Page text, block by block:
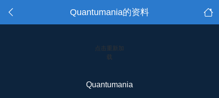
Quantumania的资料
点击重新加
载
Quantumania